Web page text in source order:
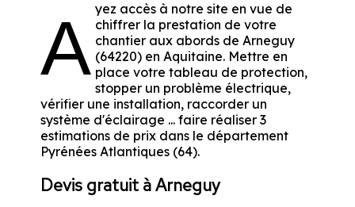
A yez accès à notre site en vue de
chiffrer la prestation de votre
chantier aux abords de Arneguy
(64220) en Aquitaine. Mettre en
place votre tableau de protection,
stopper un problème électrique,
vérifier une installation, raccorder un
système d'éclairage ... faire réaliser 3
estimations de prix dans le département
Pyrénées Atlantiques (64).
Devis gratuit à Arneguy